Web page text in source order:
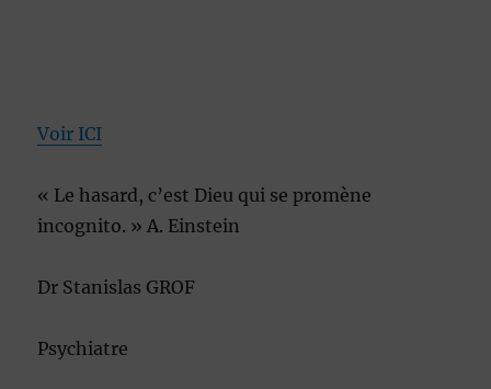
Voir ICI
« Le hasard, c’est Dieu qui se promène
incognito. » A. Einstein
Dr Stanislas GROF
Psychiatre